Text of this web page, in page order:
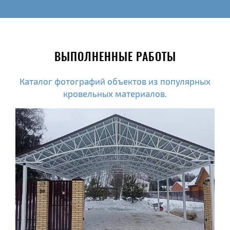
ВЫПОЛНЕННЫЕ РАБОТЫ
Каталог фотографий объектов из популярных
кровельных материалов.